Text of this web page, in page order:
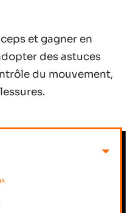
et gagner en
des astuces
du mouvement,